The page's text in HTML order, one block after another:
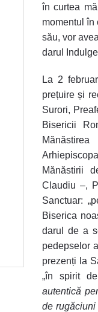
în curtea
momentul în
său, vor
darul
La 2
prețuire și
Surori,
Bisericii
Mănăstirii
Claudiu –,
Sanctuar:
Biserica
darul de a
pedepselor
prezenți la
„în spirit
autentică
de rugăciuni